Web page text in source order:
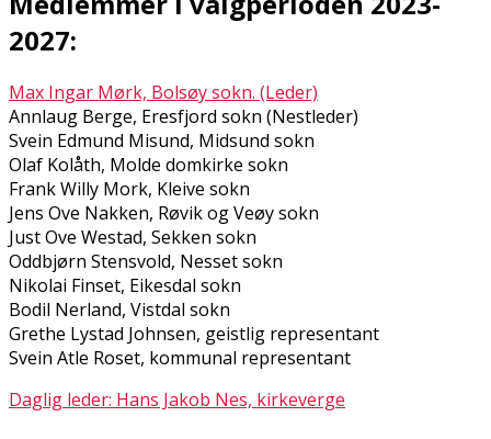
2027:
Max Ingar Mørk, Bolsøy sokn. (Leder)
Annlaug Berge, Eresfjord sokn (Nestleder)
Svein Edmund Misund, Midsund sokn
Olaf Kolflåth, Molde domkirke sokn
Frank Willy Mork, Kleive sokn
Jens Ove Nakken, Røvik og Veøy sokn
Just Ove Westad, Sekken sokn
Oddbjørn Stensvold, Nesset sokn
Nikolai Finset, Eikesdal sokn
Bodil Nerland, Vistdal sokn
Grethe Lystad Johnsen, geistlig representant
Svein Atle Roset, kommunal representant
Daglig leder: Hans Jakob Nes, kirkeverge